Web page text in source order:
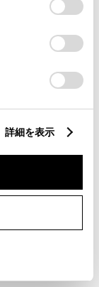
れることに同
オプトアウト、
ては、当社の
て
」をご覧くだ
詳細を表示